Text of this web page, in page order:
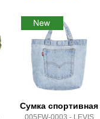
Сумка спортивная
005FW-0003 - LEVIS